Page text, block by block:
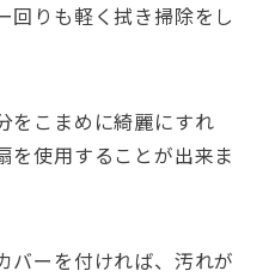
回りも軽く拭き掃除をし
をこまめに綺麗にすれ
を使用することが出来ま
バーを付ければ、汚れが